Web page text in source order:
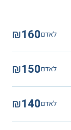
לאדם₪160
לאדם₪150
לאדם₪140